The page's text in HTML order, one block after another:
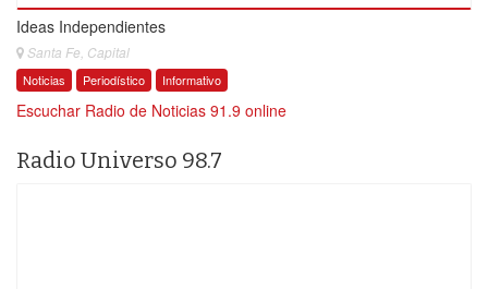
Ideas Independientes
Santa Fe, Capital
Noticias Periodístico Informativo
Escuchar Radio de Noticias 91.9 online
Radio Universo 98.7